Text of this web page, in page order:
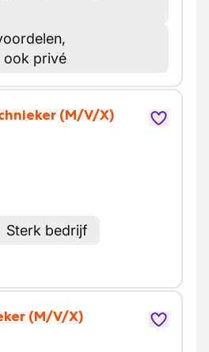
ook privé
(M/V/X)
Sterk bedrijf
(M/V/X)